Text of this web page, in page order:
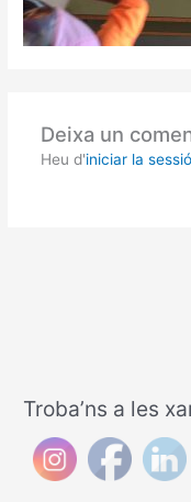
Deixa un
Heu d'iniciar la sessió
Troba’ns a les